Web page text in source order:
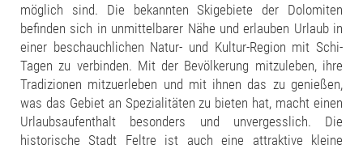
möglich sind. Die bekannten Skigebiete der Dolomiten
befinden sich in unmittelbarer Nähe und erlauben Urlaub in
einer beschauchlichen Natur- und Kultur-Region mit Schi-
Tagen zu verbinden. Mit der Bevölkerung mitzuleben, ihre
Tradizionen mitzuerleben und mit ihnen das zu genießen,
was das Gebiet an Spezialitäten zu bieten hat, macht einen
Urlaubsaufenthalt besonders und unvergesslich. Die
historische Stadt Feltre ist auch eine attraktive kleine